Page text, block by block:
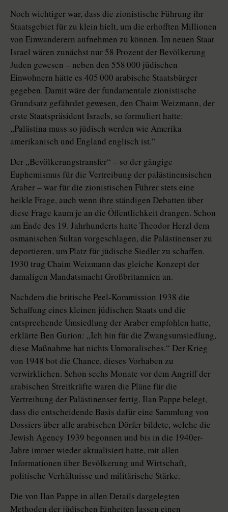
Noch wichtiger war, dass die zionistische Führung ihr
Staatsgebiet für zu klein hielt, um die erhofften Millionen
von Einwanderern aufnehmen zu können. Im neuen Staat
Israel wären zunächst nur 58 Prozent der Bevölkerung
Juden gewesen – neben den 558 000 jüdischen
Einwohnern hätte es 405 000 arabische Staatsbürger
gegeben. Damit wäre der fundamentale zionistische
Grundsatz gefährdet gewesen, den Chaim Weizmann, der
erste Staatspräsident Israels, so formuliert hatte:
„Palästina muss so jüdisch werden wie Amerika
amerikanisch und England englisch ist.“
Der „Bevölkerungstransfer“ – so der gängige
Euphemismus für die Vertreibung der palästinensischen
Araber – war für die zionistischen Führer stets eine
heikle Frage, auch wenn ihre ständigen Debatten über
diese Frage kaum je an die Öffentlichkeit drangen. Schon
am Ende des 19. Jahrhunderts hatte Theodor Herzl dem
osmanischen Sultan vorgeschlagen, die Palästinenser zu
deportieren, um Platz für jüdische Siedler zu schaffen.
1930 trug Chaim Weizmann das gleiche Konzept der
damaligen Mandatsmacht Großbritannien an.
Nachdem die britische Peel-Kommission 1938 die
Schaffung eines kleinen jüdischen Staats und die
entsprechende Umsiedlung der Araber empfohlen hatte,
erklärte Ben Gurion: „Ich bin für die Zwangsumsiedlung,
diese Maßnahme hat nichts Unmoralisches.“ Der Krieg
von 1948 bot die Chance, dieses Vorhaben zu
verwirklichen. Schon sechs Monate vor dem Angriff der
arabischen Streitkräfte waren die Pläne für die
Vertreibung der Palästinenser fertig. Ilan Pappe belegt,
dass die entscheidende Basis dafür eine Sammlung von
Dossiers über alle arabischen Dörfer bildete, welche die
Jewish Agency 1939 begonnen und bis in die 1940er-
Jahre immer wieder aktualisiert hatte, mit allen
Informationen über Bevölkerung und Wirtschaft,
politische Verhältnisse und militärische Stärke.
Die von Ilan Pappe in allen Details dargelegten
Methoden der jüdischen Einheiten lassen einen